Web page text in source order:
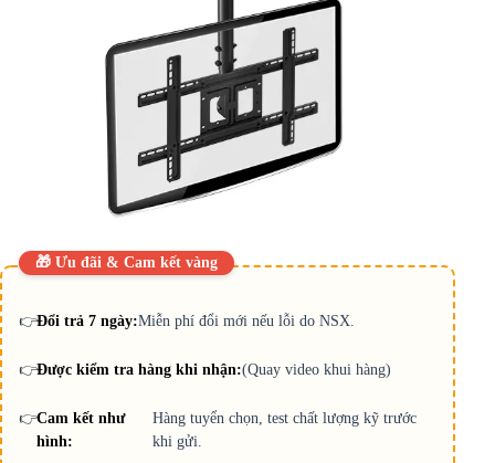
🎁 Ưu đãi & Cam kết vàng
👉Đổi trả 7 ngày:Miễn phí đổi mới nếu lỗi do NSX.
👉Được kiểm tra hàng khi nhận:(Quay video khui hàng)
👉Cam kết như
hình:
Hàng tuyển chọn, test chất lượng kỹ trước
khi gửi.